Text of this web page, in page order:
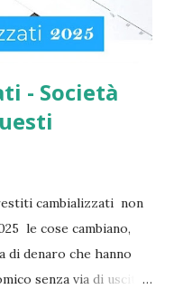
- Società
cambializzati non
le cose cambiano,
di denaro che hanno
senza via di uscita